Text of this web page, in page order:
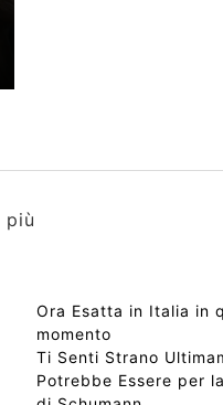
più
Ora Esatta in Italia in
momento
Ti Senti Strano
Potrebbe Essere per